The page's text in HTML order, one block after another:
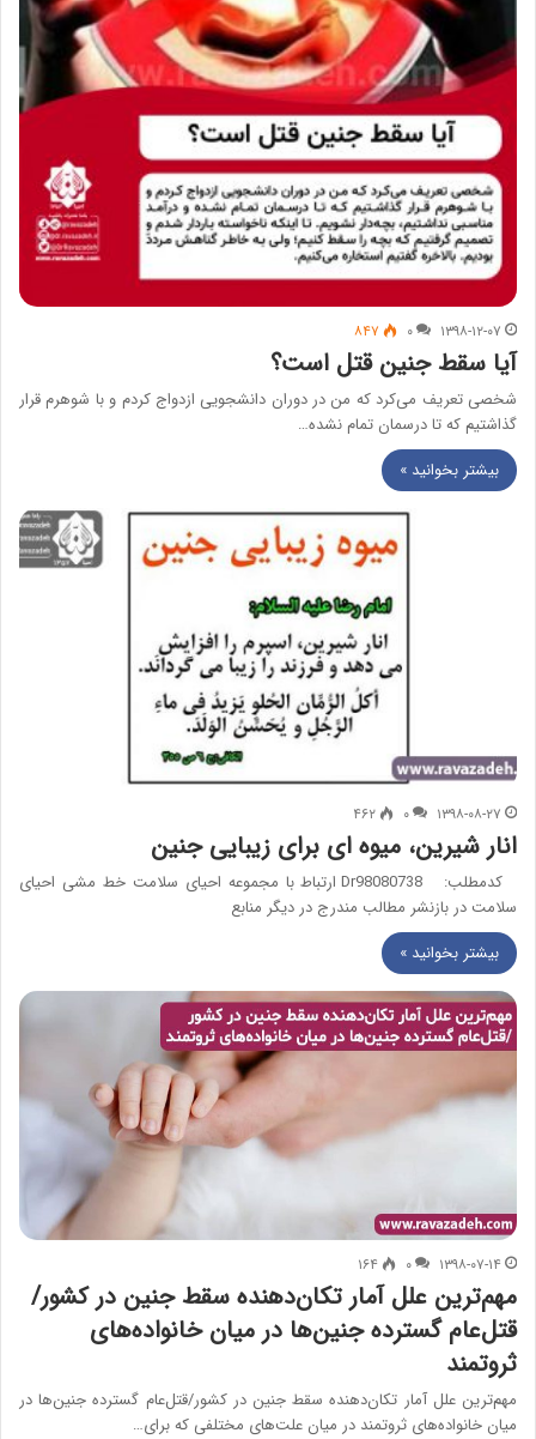
۱۳۹۸-۱۲-۰۷ ۰ ۸۴۷
آیا سقط جنین قتل است؟
شخصی تعریف می‌کرد که من در دوران دانشجویی ازدواج کردم و با شوهرم قرار
گذاشتیم که تا درسمان تمام نشده…
بیشتر بخوانید »
۱۳۹۸-۰۸-۲۷ ۰ ۴۶۲
انار شیرین، میوه ای برای زیبایی جنین
کدمطلب: Dr98080738 ارتباط با مجموعه احیای سلامت خط مشی احیای
سلامت در بازنشر مطالب مندرج در دیگر منابع
بیشتر بخوانید »
۱۳۹۸-۰۷-۱۴ ۰ ۱۶۴
مهم‌ترین علل آمار تکان‌دهنده سقط جنین در کشور/
قتل‌عام گسترده جنین‌ها در میان خانواده‌های
ثروتمند
مهم‌ترین علل آمار تکان‌دهنده سقط جنین در کشور/قتل‌عام گسترده جنین‌ها در
میان خانواده‌های ثروتمند در میان علت‌های مختلفی که برای…